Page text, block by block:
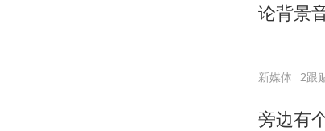
论背景
新媒体 2跟
旁边有